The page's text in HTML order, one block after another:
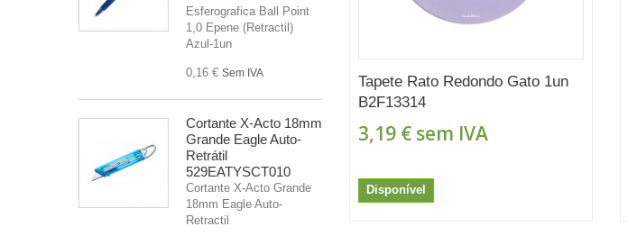
Esferografica Ball Point
1,0 Epene (Retractil)
Azul-1un
0,16 € Sem IVA
Cortante X-Acto 18mm
Grande Eagle Auto-
Retrátil
529EATYSCT010
Cortante X-Acto Grande
18mm Eagle Auto-
Retractil
Tapete Rato Redondo Gato 1un
B2F13314
3,19 € sem IVA
Disponível